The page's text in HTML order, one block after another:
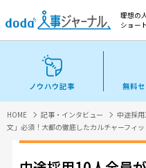
理想の
ショー
ノウハウ記事 無料
HOME 記事・インタビュー
中途採
文」必須！大都の徹底したカルチャーフィ